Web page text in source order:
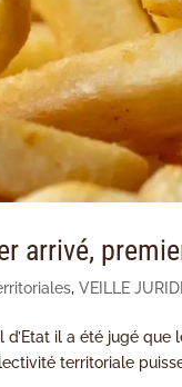
arrivé,
,VEILLE
il a été jugé que
territoriale